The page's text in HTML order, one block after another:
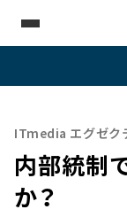
ITmedia エグゼク
内部統制
か？